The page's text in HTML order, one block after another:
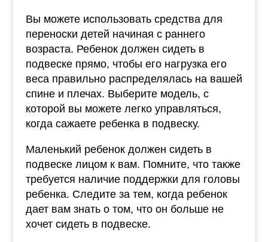
Вы можете использовать средства для
переноски детей начиная с раннего
возраста. Ребенок должен сидеть в
подвеске прямо, чтобы его нагрузка его
веса правильно распределялась на вашей
спине и плечах. Выберите модель, с
которой вы можете легко управляться,
когда сажаете ребенка в подвеску.
Маленький ребенок должен сидеть в
подвеске лицом к вам. Помните, что также
требуется наличие поддержки для головы
ребенка. Следите за тем, когда ребенок
дает вам знать о том, что он больше не
хочет сидеть в подвеске.